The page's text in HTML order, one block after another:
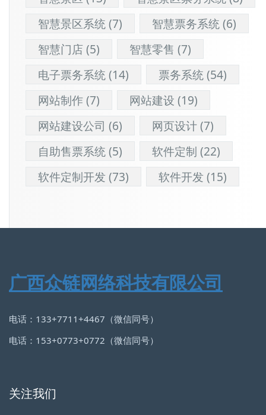
智慧景区系统(7) 智慧票务系统(6)
智慧门店(5) 智慧零售 (7)
电子票务系统(14) 票务系统(54)
网站制作(7) 网站建设 (19)
网站建设公司 (6) 网页设计(7)
自助售票系统(5) 软件定制 (22)
软件定制开发 (73) 软件开发 (15)
广西众链网络科技有限公司
电话：133+7711+4467（微信同号）
电话：153+0773+0772（微信同号）
关注我们